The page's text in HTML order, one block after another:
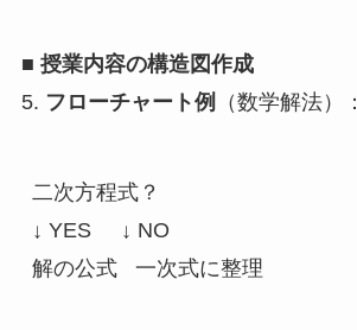
■ 授業内容の構造図作成
5. フローチャート例 （数学解法）：
二次方程式？
↓ YES     ↓ NO
解の公式   一次式に整理